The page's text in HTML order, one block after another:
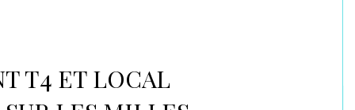
T4 ET LOCAL